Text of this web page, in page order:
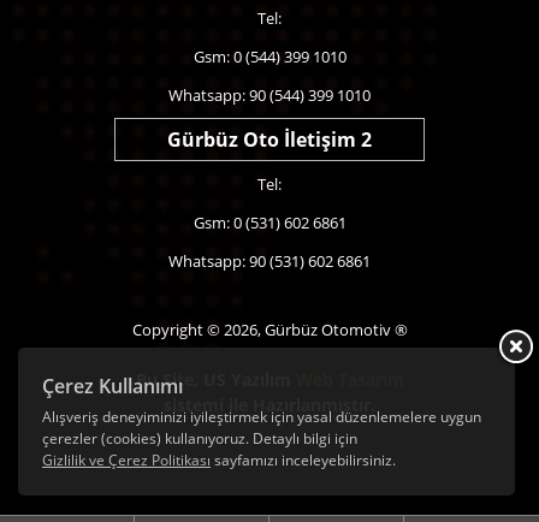
Çerez Kullanımı
Alışveriş deneyiminizi iyileştirmek için yasal düzenlemelere uygun
çerezler (cookies) kullanıyoruz. Detaylı bilgi için
Gizlilik ve Çerez Politikası sayfamızı inceleyebilirsiniz.
Tel:
Gsm: 0 (544) 399 1010
Whatsapp: 90 (544) 399 1010
Gürbüz Oto İletişim 2
Tel:
Gsm: 0 (531) 602 6861
Whatsapp: 90 (531) 602 6861
Copyright © 2026, Gürbüz Otomotiv ®
Bu Site,